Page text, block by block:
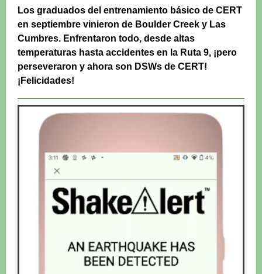
Los graduados del entrenamiento básico de CERT
en septiembre vinieron de Boulder Creek y Las
Cumbres. Enfrentaron todo, desde altas
temperaturas hasta accidentes en la Ruta 9, ¡pero
perseveraron y ahora son DSWs de CERT!
¡Felicidades!